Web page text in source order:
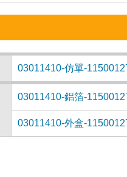
03011410-仿單-
03011410-鋁箔-
03011410-外盒-